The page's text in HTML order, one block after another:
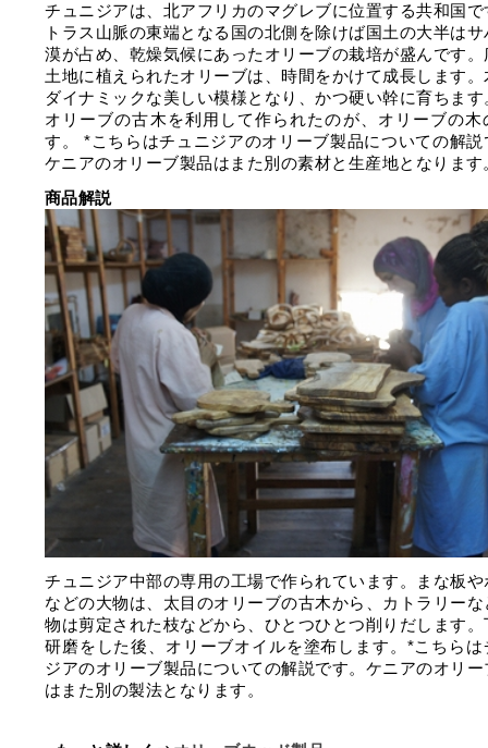
チュニジアは、北アフリカのマグレブに位置する共和国
トラス山脈の東端となる国の北側を除けば国土の大半は
漠が占め、乾燥気候にあったオリーブの栽培が盛んです
土地に植えられたオリーブは、時間をかけて成長します
ダイナミックな美しい模様となり、かつ硬い幹に育ちま
オリーブの古木を利用して作られたのが、オリーブの木
す。 *こちらはチュニジアのオリーブ製品についての解説
ケニアのオリーブ製品はまた別の素材と生産地となります
商品解説
チュニジア中部の専用の工場で作られています。まな板
などの大物は、太目のオリーブの古木から、カトラリー
物は剪定された枝などから、ひとつひとつ削りだします
研磨をした後、オリーブオイルを塗布します。*こちらは
ジアのオリーブ製品についての解説です。ケニアのオリ
はまた別の製法となります。